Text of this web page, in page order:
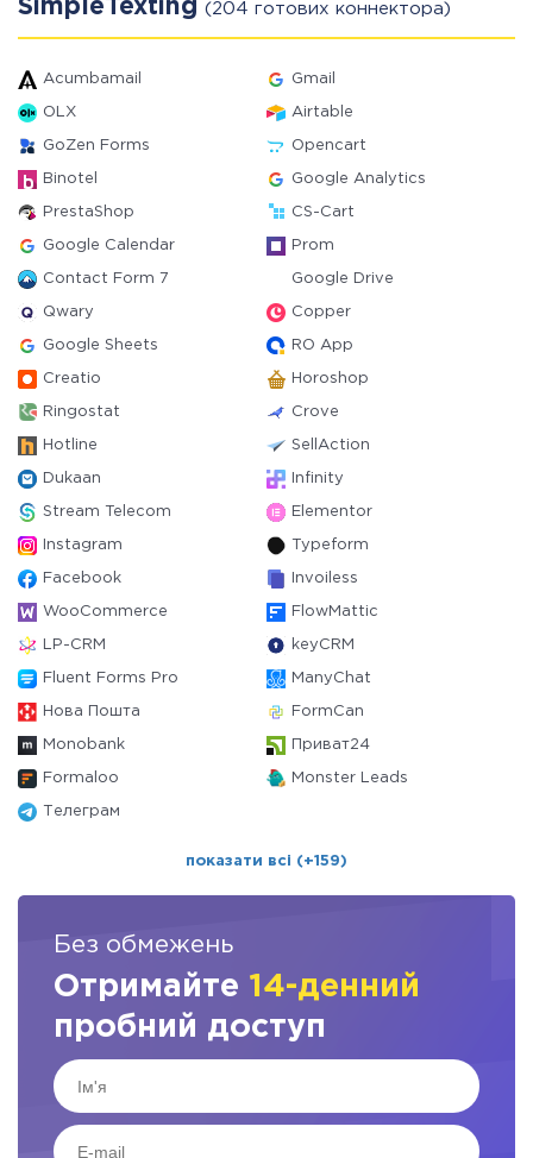
SimpleTexting (204 готових коннектора)
Acumbamail Gmail
OLX Airtable
GoZen Forms Opencart
Binotel Google Analytics
PrestaShop CS-Cart
Google Calendar Prom
Contact Form 7 Google Drive
Qwary Copper
Google Sheets RO App
Creatio Horoshop
Ringostat Crove
Hotline SellAction
Dukaan Infinity
Stream Telecom Elementor
Instagram Typeform
Facebook Invoiless
WooCommerce FlowMattic
LP-CRM keyCRM
Fluent Forms Pro ManyChat
Нова Пошта FormCan
Monobank Приват24
Formaloo Monster Leads
Телеграм
показати всі (+159)
Без обмежень
Отримайте 14-денний
пробний доступ